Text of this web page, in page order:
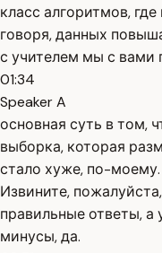
класс алгоритмов,
говоря, данных
с учителем мы с вами
01:34
Speaker A
основная суть в том,
выборка, которая
стало хуже, по-
Извините,
правильные ответы, а
минусы, да.